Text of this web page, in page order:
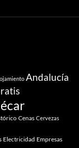
Andalucía
Cenas Cervezas
Electricidad Empresas